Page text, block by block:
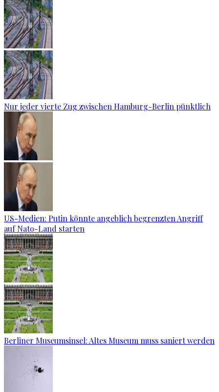
Nur jeder vierte Zug zwischen Hamburg-Berlin pünktlich
US-Medien: Putin könnte angeblich begrenzten Angriff
auf Nato-Land starten
Berliner Museumsinsel: Altes Museum muss saniert werden